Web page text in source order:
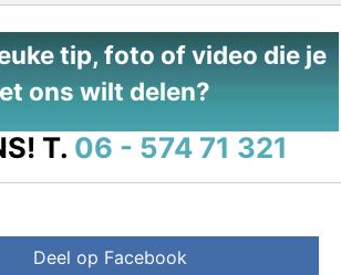
tip, foto of video die je
ons wilt delen?
T. 06 - 574 71 321
Deel op Facebook